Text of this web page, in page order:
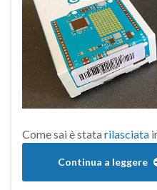
Come sai è stata rilasciata
Continua a leggere